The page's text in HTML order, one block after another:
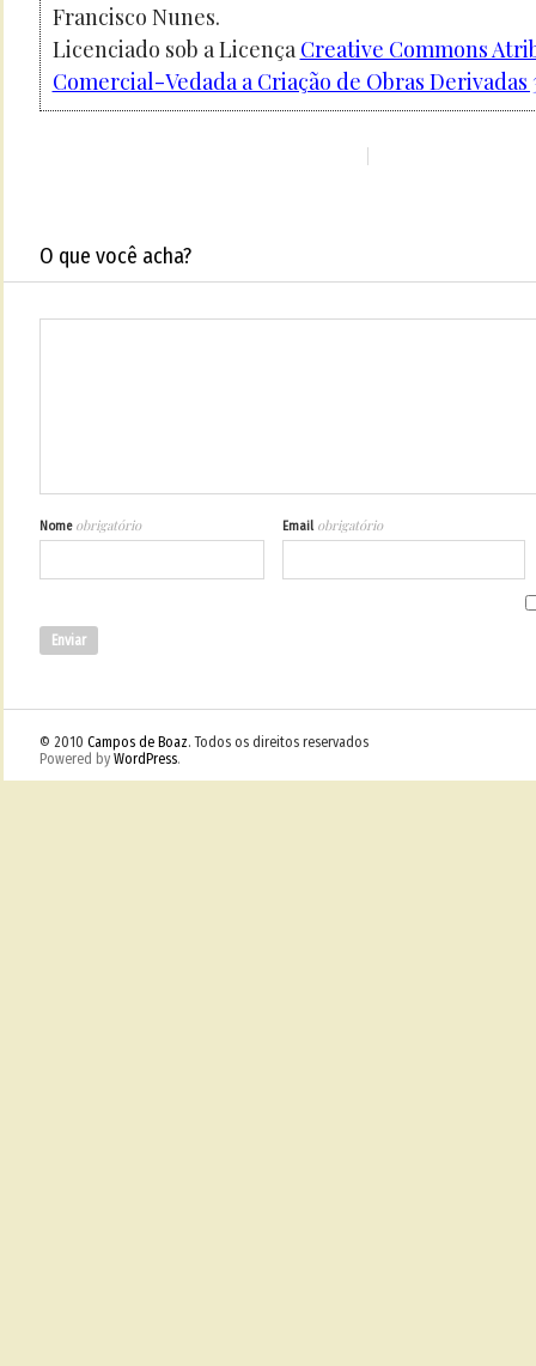
Francisco Nunes.
Licenciado sob a Licença Creative Commons
Comercial-Vedada a Criação de Obras Derivadas
O que você acha?
Nome obrigatório Email obrigatório
© 2010 Campos de Boaz. Todos os direitos reservados
Powered by WordPress.